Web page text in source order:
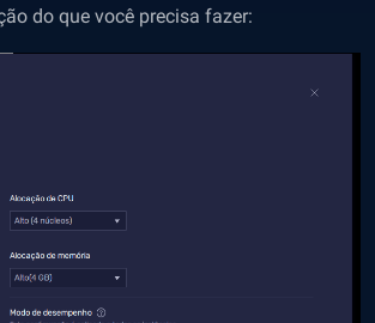
do que você precisa fazer: